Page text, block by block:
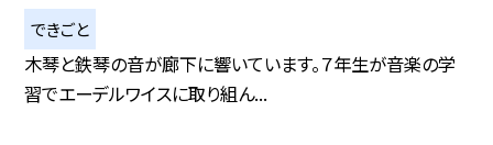
できごと
木琴と鉄琴の音が廊下に響いています。７年生が音楽の学
習でエーデルワイスに取り組ん...